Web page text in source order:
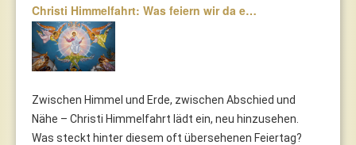
Christi Himmelfahrt: Was feiern wir da e…
Zwischen Himmel und Erde, zwischen Abschied und
Nähe – Christi Himmelfahrt lädt ein, neu hinzusehen.
Was steckt hinter diesem oft übersehenen Feiertag?